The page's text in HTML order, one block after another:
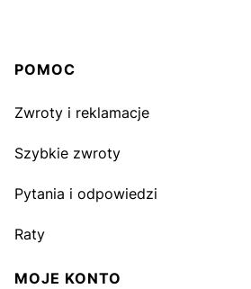
Linki w stopce
POMOC
Zwroty i reklamacje
Szybkie zwroty
Pytania i odpowiedzi
Raty
MOJE KONTO